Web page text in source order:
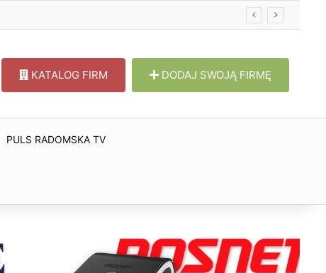
KATALOG FIRM DODAJ SWOJĄ FIRMĘ
PULS RADOMSKA TV